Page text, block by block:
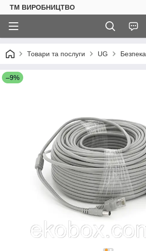
ТМ ВИРОБНИЦТВО
Товари та послуги UG Безпека
–9%